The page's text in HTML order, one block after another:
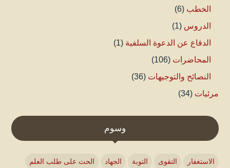
الخطب (6)
الدروس (1)
الدفاع عن الدعوة السلفية (1)
المحاضرات (106)
النصائح والتوجيهات (36)
مرئيات (34)
وسوم
الاستغفار التقوى التوبة الجهاد الحث على طلب العلم